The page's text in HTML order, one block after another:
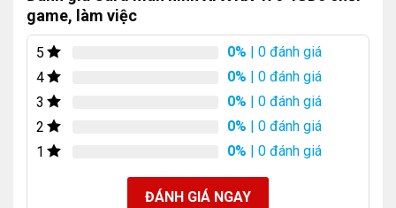
Card đồ họa XFX RX 470 ngoại hình đẹp.
Bộ nhớ cao 4GD5.
Có 3 cổng kết nối màn hình, bao gồm cổng HDMI, DVI
và Displayport, giúp người dùng dễ dàng kết nối với màn
game, làm việc
5 0% | 0 đánh giá
4
0% | 0 đánh giá
3
0% | 0 đánh giá
2
0% | 0 đánh giá
1
0% | 0 đánh giá
ĐÁNH GIÁ NGAY